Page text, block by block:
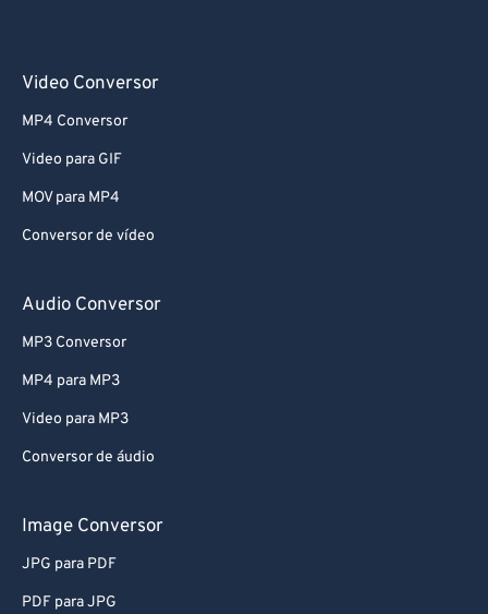
Video Conversor
MP4 Conversor
Video para GIF
MOV para MP4
Conversor de vídeo
Audio Conversor
MP3 Conversor
MP4 para MP3
Video para MP3
Conversor de áudio
Image Conversor
JPG para PDF
PDF para JPG